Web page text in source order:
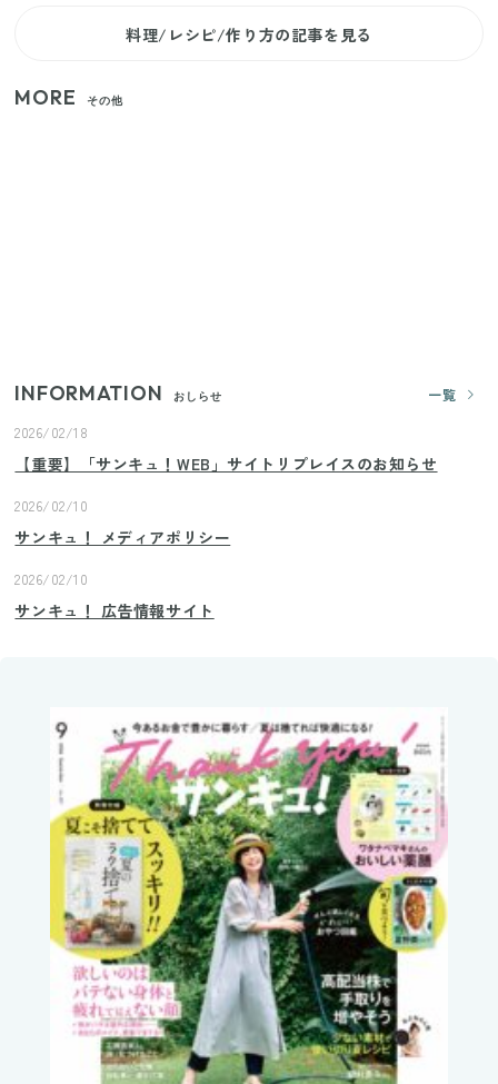
料理/レシピ/作り方の記事を見る
MORE その他
INFORMATION おしらせ
一覧
2026/02/18
【重要】「サンキュ！WEB」サイトリプレイスのお知らせ
2026/02/10
サンキュ！ メディアポリシー
2026/02/10
サンキュ！ 広告情報サイト